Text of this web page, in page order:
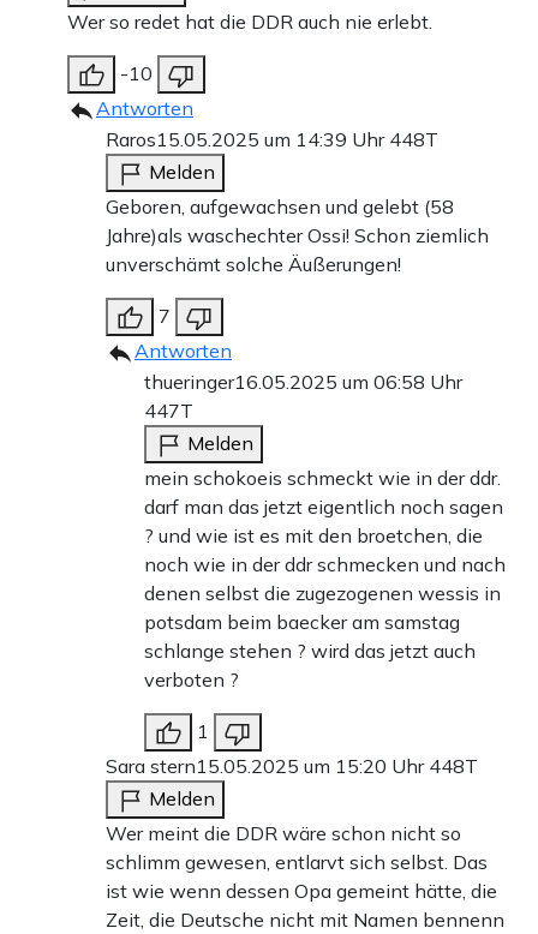
Wer so redet hat die DDR auch nie erlebt.
-10
Antworten
Raros15.05.2025 um 14:39 Uhr 448T
Melden
Geboren, aufgewachsen und gelebt (58
Jahre)als waschechter Ossi! Schon ziemlich
unverschämt solche Äußerungen!
7
Antworten
thueringer16.05.2025 um 06:58 Uhr
447T
Melden
mein schokoeis schmeckt wie in der ddr.
darf man das jetzt eigentlich noch sagen
? und wie ist es mit den broetchen, die
noch wie in der ddr schmecken und nach
denen selbst die zugezogenen wessis in
potsdam beim baecker am samstag
schlange stehen ? wird das jetzt auch
verboten ?
1
Sara stern15.05.2025 um 15:20 Uhr 448T
Melden
Wer meint die DDR wäre schon nicht so
schlimm gewesen, entlarvt sich selbst. Das
ist wie wenn dessen Opa gemeint hätte, die
Zeit, die Deutsche nicht mit Namen bennenn